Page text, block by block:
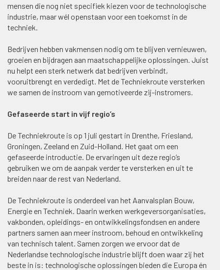
mensen die nog niet specifiek kiezen voor de technologische
industrie, maar wél openstaan voor een toekomst in de
techniek.
Bedrijven hebben vakmensen nodig om te blijven vernieuwen,
groeien en bijdragen aan maatschappelijke oplossingen. Juist
nu helpt een sterk netwerk dat bedrijven verbindt,
vooruitbrengt en verdedigt. Met de Techniekroute versterken
we samen de instroom van gemotiveerde zij-instromers.
Gefaseerde start in vijf regio’s
De Techniekroute is op 1 juli gestart in Drenthe, Friesland,
Groningen, Zeeland en Zuid-Holland. Het gaat om een
gefaseerde introductie. De ervaringen uit deze regio’s
gebruiken we om de aanpak verder te versterken en uit te
breiden naar de rest van Nederland.
De Techniekroute is onderdeel van het Aanvalsplan Bouw,
Energie en Techniek. Daarin werken werkgeversorganisaties,
vakbonden, opleidings- en ontwikkelingsfondsen en andere
partners samen aan meer instroom, behoud en ontwikkeling
van technisch talent. Samen zorgen we ervoor dat de
Nederlandse technologische industrie blijft doen waar zij het
beste in is: technologische oplossingen bieden die Europa én